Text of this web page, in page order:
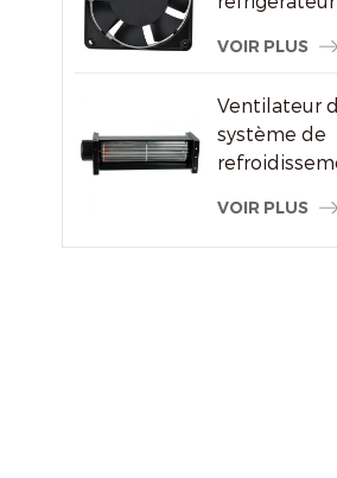
de haute
VOIR PLUS
Ventilateur
système de
transversal du
moteur
VOIR PLUS